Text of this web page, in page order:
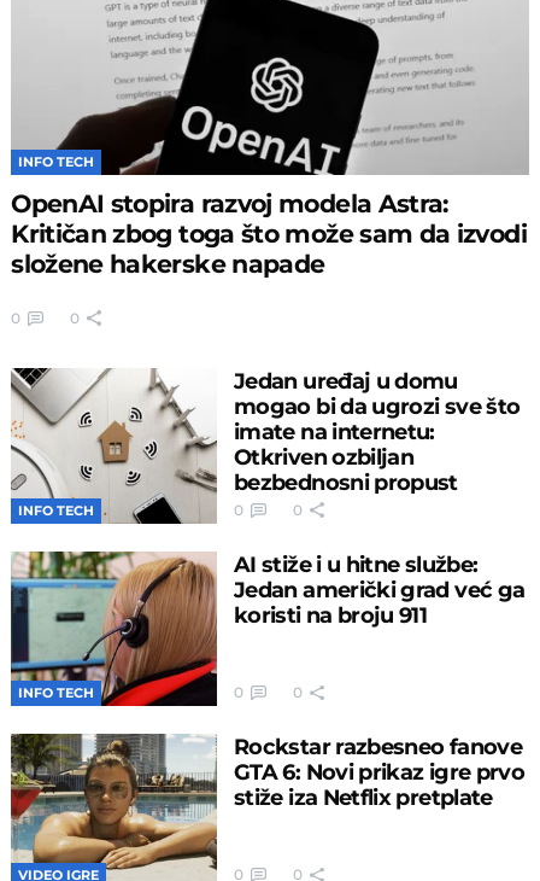
INFO TECH
OpenAI stopira razvoj modela Astra:
Kritičan zbog toga što može sam da izvodi
složene hakerske napade
0 0
INFO TECH
Jedan uređaj u domu
mogao bi da ugrozi sve što
imate na internetu:
Otkriven ozbiljan
bezbednosni propust
0 0
INFO TECH
AI stiže i u hitne službe:
Jedan američki grad već ga
koristi na broju 911
0 0
VIDEO IGRE
Rockstar razbesneo fanove
GTA 6: Novi prikaz igre prvo
stiže iza Netflix pretplate
0 0